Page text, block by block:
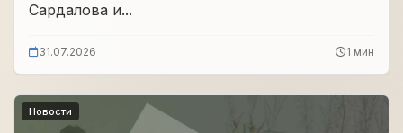
Сардалова и...
31.07.2026 1 мин
Новости